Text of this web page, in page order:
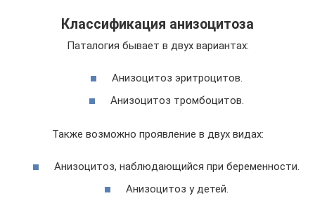
Классификация анизоцитоза
Паталогия бывает в двух вариантах:
Анизоцитоз эритроцитов.
Анизоцитоз тромбоцитов.
Также возможно проявление в двух видах:
Анизоцитоз, наблюдающийся при беременности.
Анизоцитоз у детей.